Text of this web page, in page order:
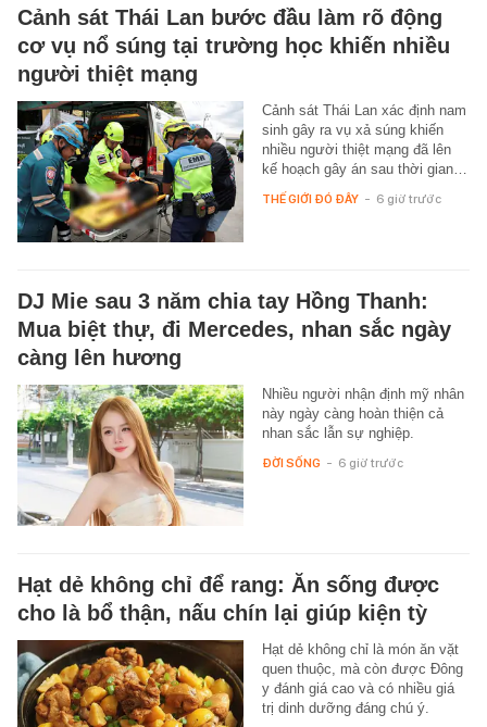
Cảnh sát Thái Lan bước đầu làm rõ động
cơ vụ nổ súng tại trường học khiến nhiều
người thiệt mạng
Cảnh sát Thái Lan xác định nam
sinh gây ra vụ xả súng khiến
nhiều người thiệt mạng đã lên
kế hoạch gây án sau thời gian…
THẾ GIỚI ĐÓ ĐÂY - 6 giờ trước
DJ Mie sau 3 năm chia tay Hồng Thanh:
Mua biệt thự, đi Mercedes, nhan sắc ngày
càng lên hương
Nhiều người nhận định mỹ nhân
này ngày càng hoàn thiện cả
nhan sắc lẫn sự nghiệp.
ĐỜI SỐNG - 6 giờ trước
Hạt dẻ không chỉ để rang: Ăn sống được
cho là bổ thận, nấu chín lại giúp kiện tỳ
Hạt dẻ không chỉ là món ăn vặt
quen thuộc, mà còn được Đông
y đánh giá cao và có nhiều giá
trị dinh dưỡng đáng chú ý.